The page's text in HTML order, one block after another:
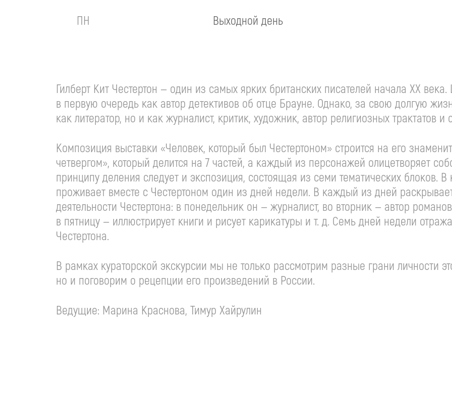
ПН
Выходной день
Гилберт Кит Честертон — один из самых ярких британских писателей начала ХХ
в первую очередь как автор детективов об отце Брауне. Однако, за свою долгую
как литератор, но и как журналист, критик, художник, автор религиозных трактатов
Композиция выставки «Человек, который был Честертоном» строится на его
четвергом», который делится на 7 частей, а каждый из персонажей олицетворяет
принципу деления следует и экспозиция, состоящая из семи тематических блоков.
проживает вместе с Честертоном один из дней недели. В каждый из дней
деятельности Честертона: в понедельник он — журналист, во вторник — автор
в пятницу — иллюстрирует книги и рисует карикатуры и т. д. Семь дней недели
Честертона.
В рамках кураторской экскурсии мы не только рассмотрим разные грани личности
но и поговорим о рецепции его произведений в России.
Ведущие: Марина Краснова, Тимур Хайрулин